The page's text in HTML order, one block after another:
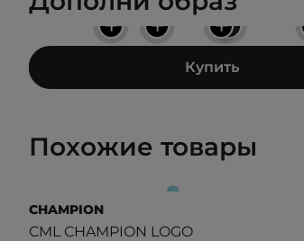
+
+ + +
Купить
Похожие товары
CHAMPION
CML CHAMPION LOGO